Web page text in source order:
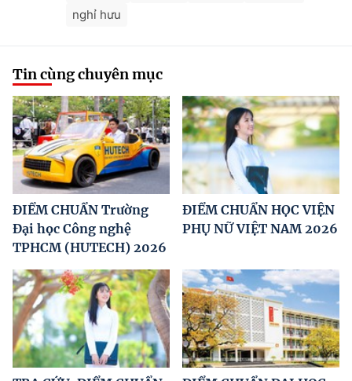
nghỉ hưu
Tin cùng chuyên mục
ĐIỂM CHUẨN Trường
Đại học Công nghệ
TPHCM (HUTECH) 2026
ĐIỂM CHUẨN HỌC VIỆN
PHỤ NỮ VIỆT NAM 2026